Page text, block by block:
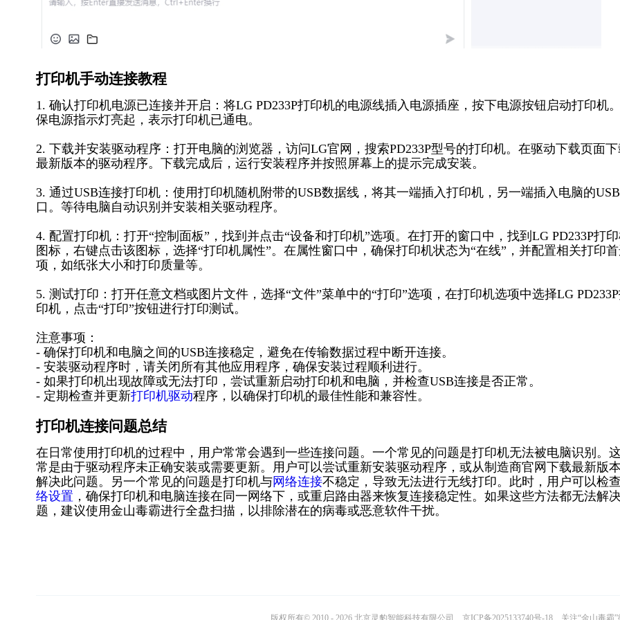
打印机手动连接教程
1. 确认打印机电源已连接并开启：将LG PD233P打印机的电源线插入电源插座，按下电源按钮启动打印机
保电源指示灯亮起，表示打印机已通电。
2. 下载并安装驱动程序：打开电脑的浏览器，访问LG官网，搜索PD233P型号的打印机。在驱动下载页面下
最新版本的驱动程序。下载完成后，运行安装程序并按照屏幕上的提示完成安装。
3. 通过USB连接打印机：使用打印机随机附带的USB数据线，将其一端插入打印机，另一端插入电脑的
口。等待电脑自动识别并安装相关驱动程序。
4. 配置打印机：打开“控制面板”，找到并点击“设备和打印机”选项。在打开的窗口中，找到LG PD233P打
图标，右键点击该图标，选择“打印机属性”。在属性窗口中，确保打印机状态为“在线”，并配置相关打印
项，如纸张大小和打印质量等。
5. 测试打印：打开任意文档或图片文件，选择“文件”菜单中的“打印”选项，在打印机选项中选择LG
印机，点击“打印”按钮进行打印测试。
注意事项：
- 确保打印机和电脑之间的USB连接稳定，避免在传输数据过程中断开连接。
- 安装驱动程序时，请关闭所有其他应用程序，确保安装过程顺利进行。
- 如果打印机出现故障或无法打印，尝试重新启动打印机和电脑，并检查USB连接是否正常。
- 定期检查并更新打印机驱动程序，以确保打印机的最佳性能和兼容性。
打印机连接问题总结
在日常使用打印机的过程中，用户常常会遇到一些连接问题。一个常见的问题是打印机无法被电脑识别。
常是由于驱动程序未正确安装或需要更新。用户可以尝试重新安装驱动程序，或从制造商官网下载最新版
解决此问题。另一个常见的问题是打印机与网络连接不稳定，导致无法进行无线打印。此时，用户可以检查
络设置 ，确保打印机和电脑连接在同一网络下，或重启路由器来恢复连接稳定性。如果这些方法都无法解
题，建议使用金山毒霸进行全盘扫描，以排除潜在的病毒或恶意软件干扰。
版权所有© 2010 - 2026 北京灵豹智能科技有限公司 京ICP备2025133740号-18 关注“金山毒霸